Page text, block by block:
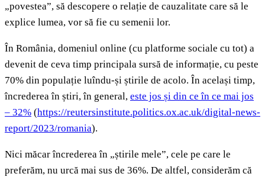
„povestea”, să descopere o relație de cauzalitate care să le
explice lumea, vor să fie cu semenii lor.
În România, domeniul online (cu platforme sociale cu tot) a
devenit de ceva timp principala sursă de informație, cu peste
70% din populație luîndu-și știrile de acolo. În același timp,
încrederea în știri, în general, este jos și din ce în ce mai jos
– 32% (https://reutersinstitute.politics.ox.ac.uk/digital-news-
report/2023/romania).
Nici măcar încrederea în „știrile mele”, cele pe care le
preferăm, nu urcă mai sus de 36%. De altfel, considerăm că